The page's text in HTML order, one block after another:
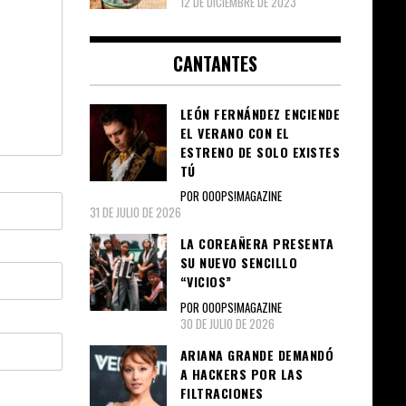
CANTANTES
LEÓN FERNÁNDEZ ENCIENDE
EL VERANO CON EL
ESTRENO DE SOLO EXISTES
TÚ
POR OOOPS!MAGAZINE
31 DE JULIO DE 2026
LA COREAÑERA PRESENTA
SU NUEVO SENCILLO
“VICIOS”
POR OOOPS!MAGAZINE
30 DE JULIO DE 2026
ARIANA GRANDE DEMANDÓ
A HACKERS POR LAS
FILTRACIONES